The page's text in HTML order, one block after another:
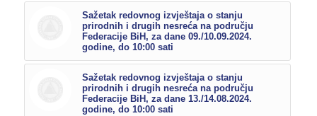
Sažetak redovnog izvještaja o stanju
prirodnih i drugih nesreća na području
Federacije BiH, za dane 09./10.09.2024.
godine, do 10:00 sati
Sažetak redovnog izvještaja o stanju
prirodnih i drugih nesreća na području
Federacije BiH, za dane 13./14.08.2024.
godine, do 10:00 sati